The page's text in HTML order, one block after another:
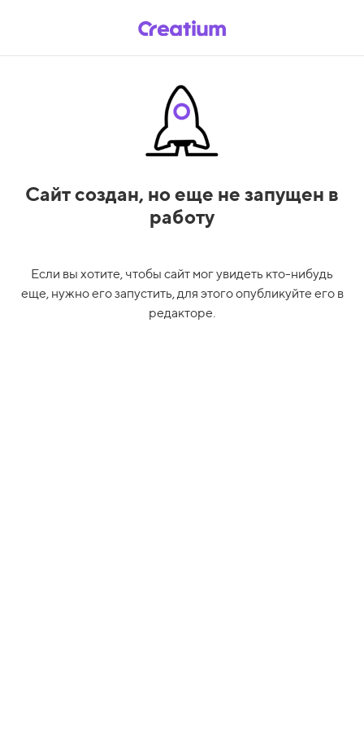
Сайт создан, но еще не запущен в
работу
Если вы хотите, чтобы сайт мог увидеть кто-нибудь
еще, нужно его запустить, для этого опубликуйте его в
редакторе.